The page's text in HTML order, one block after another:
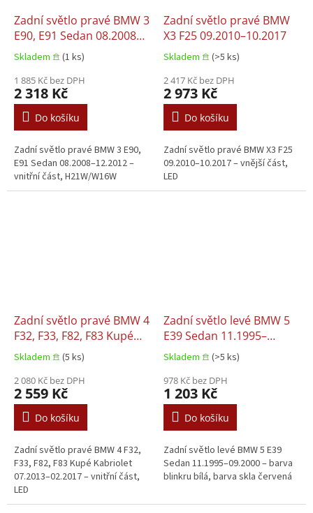
Zadní světlo pravé BMW 3
E90, E91 Sedan 08.2008–
12.2012
Skladem 𖠿 (1 ks)
1 885 Kč bez DPH
2 318 Kč
Do košíku
Zadní světlo pravé BMW 3 E90,
E91 Sedan 08.2008–12.2012 –
vnitřní část, H21W/W16W
Zadní světlo pravé BMW
X3 F25 09.2010–10.2017
Skladem 𖠿 (>5 ks)
2 417 Kč bez DPH
2 973 Kč
Do košíku
Zadní světlo pravé BMW X3 F25
09.2010–10.2017 – vnější část,
LED
Zadní světlo pravé BMW 4
F32, F33, F82, F83 Kupé
Kabriolet 07.2013–
Skladem 𖠿 (5 ks)
2 080 Kč bez DPH
2 559 Kč
Do košíku
Zadní světlo pravé BMW 4 F32,
F33, F82, F83 Kupé Kabriolet
07.2013–02.2017 – vnitřní část,
LED
Zadní světlo levé BMW 5
E39 Sedan 11.1995–
09.2000
Skladem 𖠿 (>5 ks)
978 Kč bez DPH
1 203 Kč
Do košíku
Zadní světlo levé BMW 5 E39
Sedan 11.1995–09.2000 – barva
blinkru bílá, barva skla červená